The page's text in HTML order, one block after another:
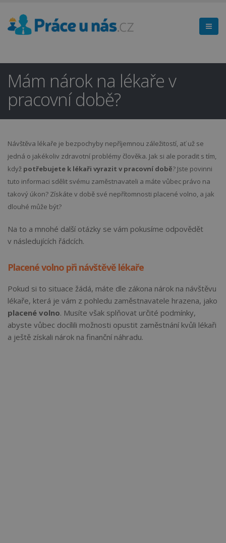
Mám nárok na lékaře v
pracovní době?
Návštěva lékaře je bezpochyby nepříjemnou záležitostí, ať už se
jedná o jakékoliv zdravotní problémy člověka. Jak si ale poradit s tím,
když potřebujete k lékaři vyrazit v pracovní době? Jste povinni
tuto informaci sdělit svému zaměstnavateli a máte vůbec právo na
takový úkon? Získáte v době své nepřítomnosti placené volno, a jak
dlouhé může být?
Na to a mnohé další otázky se vám pokusíme odpovědět
v následujících řádcích.
Placené volno při návštěvě lékaře
Pokud si to situace žádá, máte dle zákona nárok na návštěvu
lékaře, která je vám z pohledu zaměstnavatele hrazena, jako
placené volno. Musíte však splňovat určité podmínky,
abyste vůbec docílili možnosti opustit zaměstnání kvůli lékaři
a ještě získali nárok na finanční náhradu.